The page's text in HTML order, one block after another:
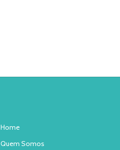
Home
Quem Somos